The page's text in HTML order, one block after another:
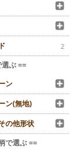
2
ぶ ==
ン
ン(無地)
の他形状
で選ぶ ==